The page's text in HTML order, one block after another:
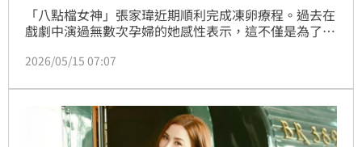
「八點檔女神」張家瑋近期順利完成凍卵療程。過去在
戲劇中演過無數次孕婦的她感性表示，這不僅是為了生
達成和解的自我療癒之旅，「走到這個階段，才第一次
己。」
2026/05/15 07:07